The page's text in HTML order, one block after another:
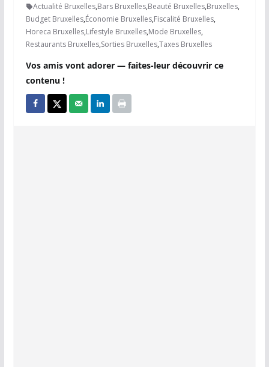
Actualité Bruxelles,Bars Bruxelles,Beauté Bruxelles,Bruxelles,
Budget Bruxelles,Économie Bruxelles,Fiscalité Bruxelles,
Horeca Bruxelles,Lifestyle Bruxelles,Mode Bruxelles,
Restaurants Bruxelles,Sorties Bruxelles,Taxes Bruxelles
Vos amis vont adorer — faites-leur découvrir ce
contenu !